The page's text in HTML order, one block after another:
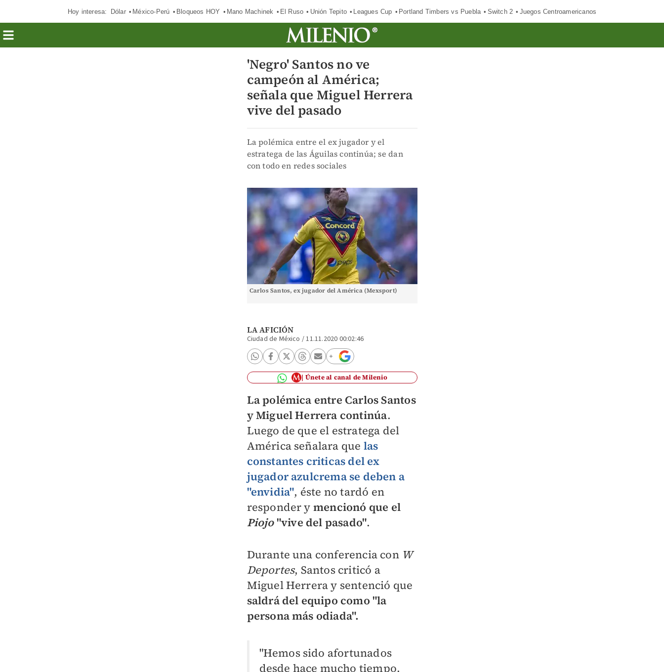
Hoy interesa: Dólar México-Perú Bloqueos HOY Mano Machinek El Ruso Unión Tepito Leagues Cup Portland Timbers vs Puebla Switch 2 Juegos Centroamericanos
'Negro' Santos no ve
campeón al América;
señala que Miguel Herrera
vive del pasado
La polémica entre el ex jugador y el
estratega de las Águilas continúa; se dan
con todo en redes sociales
Carlos Santos, ex jugador del América (Mexsport)
LA AFICIÓN
Ciudad de México /11.11.2020 00:02:46
Únete al canal de Milenio
La polémica entre Carlos Santos
y Miguel Herrera continúa.
Luego de que el estratega del
América señalara que las
constantes criticas del ex
jugador azulcrema se deben a
"envidia", éste no tardó en
responder y mencionó que el
Piojo"vive del pasado".
Durante una conferencia con W
Deportes, Santos criticó a
Miguel Herrera y sentenció que
saldrá del equipo como "la
persona más odiada".
"Hemos sido afortunados
desde hace mucho tiempo.